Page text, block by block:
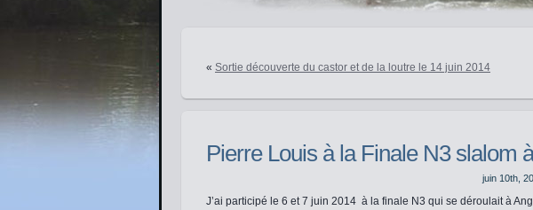
« Sortie découverte du castor et de la loutre le 14 juin 2014
Pierre Louis à la Finale N3 slalom
juin 10th,
J’ai participé le 6 et 7 juin 2014 à la finale N3 qui se déroulait à